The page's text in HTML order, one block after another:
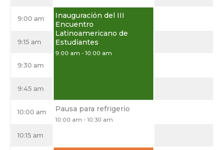
9:00 am
Inauguración del III
Encuentro
Latinoamericano de
Estudiantes
9:00 am -10:00 am
9:15 am
9:30 am
9:45 am
10:00 am Pausa para refrigerio
10:00 am -10:30 am
10:15 am